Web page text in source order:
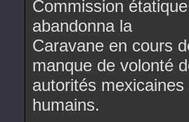
Commission
abandonna la
Caravane en cours
manque de volonté
autorités
humains.